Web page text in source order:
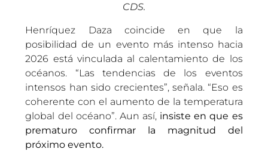
CDS.
Henríquez Daza coincide en que la
posibilidad de un evento más intenso hacia
2026 está vinculada al calentamiento de los
océanos. “Las tendencias de los eventos
intensos han sido crecientes”, señala. “Eso es
coherente con el aumento de la temperatura
global del océano”. Aun así, insiste en que es
prematuro confirmar la magnitud del
próximo evento.